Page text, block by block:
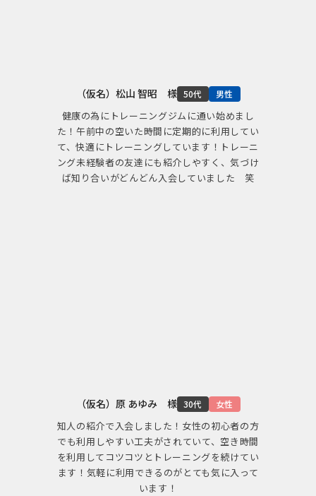
（仮名）松山 智昭 様 50代 男性
健康の為にトレーニングジムに通い始めまし
た！午前中の空いた時間に定期的に利用してい
て、快適にトレーニングしています！トレーニ
ング未経験者の友達にも紹介しやすく、気づけ
ば知り合いがどんどん入会していました 笑
（仮名）原 あゆみ 様 30代 女性
知人の紹介で入会しました！女性の初心者の方
でも利用しやすい工夫がされていて、空き時間
を利用してコツコツとトレーニングを続けてい
ます！気軽に利用できるのがとても気に入って
います！